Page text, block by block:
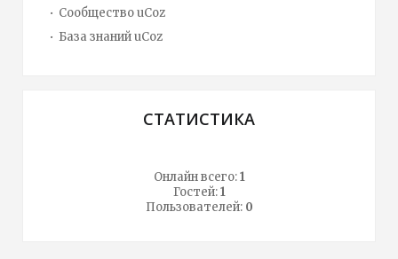
Сообщество uCoz
База знаний uCoz
СТАТИСТИКА
Онлайн всего:1
Гостей:1
Пользователей: 0